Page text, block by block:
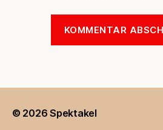
© 2026Spektakel